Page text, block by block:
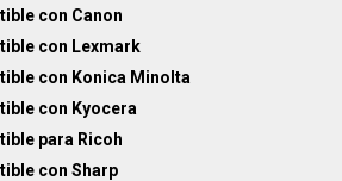
con Canon
con Lexmark
con Konica Minolta
con Kyocera
para Ricoh
con Sharp